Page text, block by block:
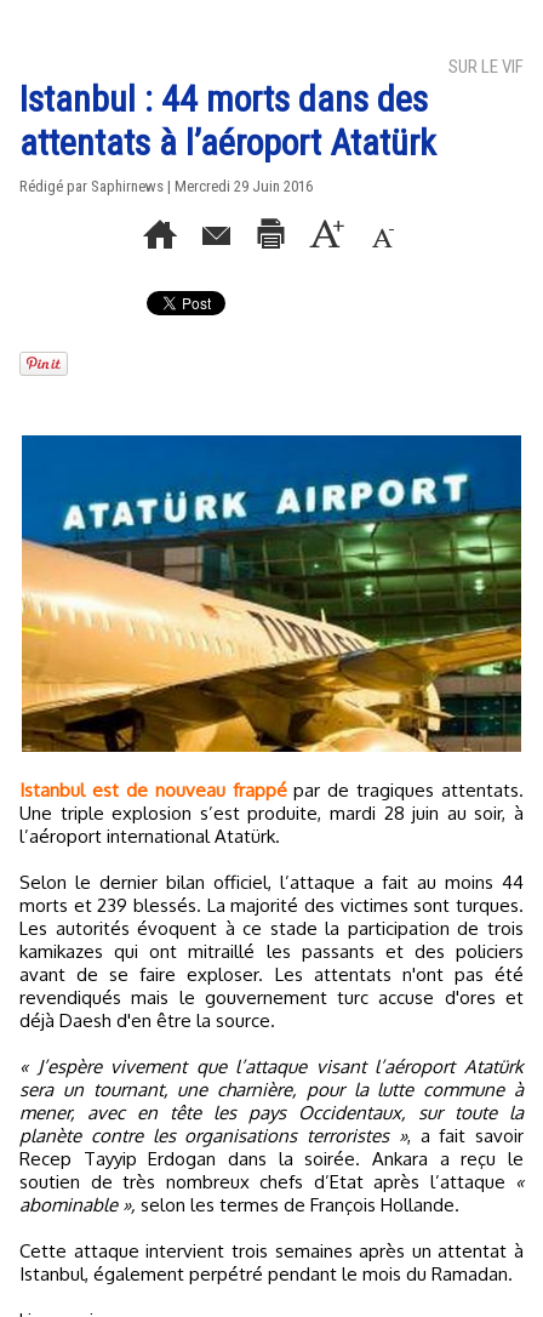
SUR LE VIF
Istanbul : 44 morts dans des
attentats à l’aéroport Atatürk
Rédigé par Saphirnews | Mercredi 29 Juin 2016
Istanbul est de nouveau frappépar de tragiques attentats.
Une triple explosion s’est produite, mardi 28 juin au soir, à
l’aéroport international Atatürk.
Selon le dernier bilan officiel, l’attaque a fait au moins 44
morts et 239 blessés. La majorité des victimes sont turques.
Les autorités évoquent à ce stade la participation de trois
kamikazes qui ont mitraillé les passants et des policiers
avant de se faire exploser. Les attentats n'ont pas été
revendiqués mais le gouvernement turc accuse d'ores et
déjà Daesh d'en être la source.
« J’espère vivement que l’attaque visant l’aéroport Atatürk
sera un tournant, une charnière, pour la lutte commune à
mener, avec en tête les pays Occidentaux, sur toute la
planète contre les organisations terroristes », a fait savoir
Recep Tayyip Erdogan dans la soirée. Ankara a reçu le
soutien de très nombreux chefs d’Etat après l’attaque «
abominable », selon les termes de François Hollande.
Cette attaque intervient trois semaines après un attentat à
Istanbul, également perpétré pendant le mois du Ramadan.